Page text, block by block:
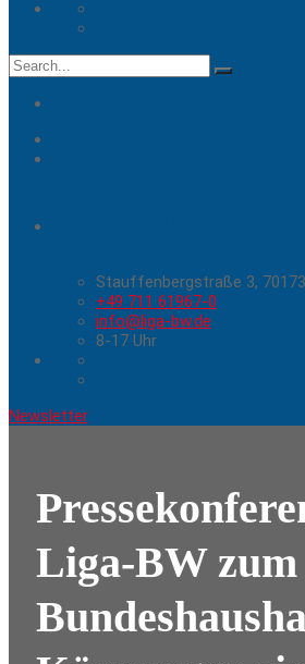
Search
for:
Stauffenbergstraße 3,
+49 711 61967-0
info@liga-bw.de
8-17 Uhr
Newsletter
Liga-BW zum